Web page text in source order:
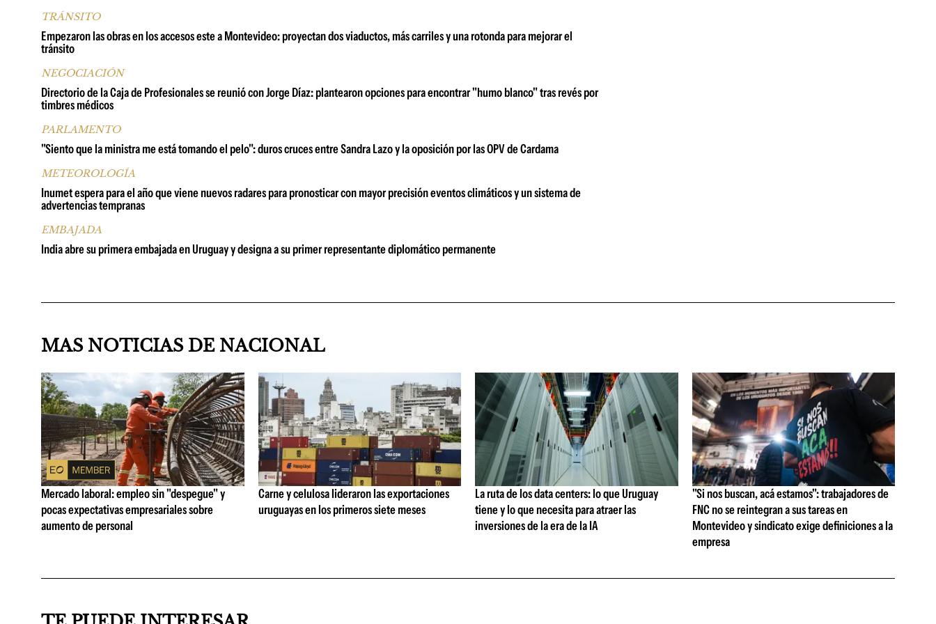
TRÁNSITO
Empezaron las obras en los accesos este a Montevideo: proyectan dos viaductos, más carriles y una rotonda para mejorar el
tránsito
NEGOCIACIÓN
Directorio de la Caja de Profesionales se reunió con Jorge Díaz: plantearon opciones para encontrar "humo blanco" tras revés por
timbres médicos
PARLAMENTO
"Siento que la ministra me está tomando el pelo": duros cruces entre Sandra Lazo y la oposición por las OPV de Cardama
METEOROLOGÍA
Inumet espera para el año que viene nuevos radares para pronosticar con mayor precisión eventos climáticos y un sistema de
advertencias tempranas
EMBAJADA
India abre su primera embajada en Uruguay y designa a su primer representante diplomático permanente
MAS NOTICIAS DE NACIONAL
Mercado laboral: empleo sin "despegue" y
pocas expectativas empresariales sobre
aumento de personal
Carne y celulosa lideraron las exportaciones
uruguayas en los primeros siete meses
La ruta de los data centers: lo que Uruguay
tiene y lo que necesita para atraer las
inversiones de la era de la IA
"Si nos buscan, acá estamos": trabajadores de
FNC no se reintegran a sus tareas en
Montevideo y sindicato exige definiciones a la
empresa